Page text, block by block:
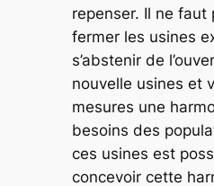
repenser. Il ne faut
fermer les usines
s’abstenir de
nouvelle usines et
mesures une
besoins des
ces usines est
concevoir cette